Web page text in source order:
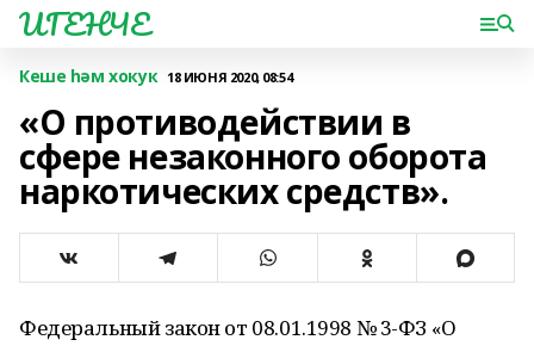
ИГЕНЧЕ
Кеше һәм хокук 18 ИЮНЯ 2020, 08:54
«О противодействии в
сфере незаконного оборота
наркотических средств».
Федеральный закон от 08.01.1998 № 3-ФЗ «О